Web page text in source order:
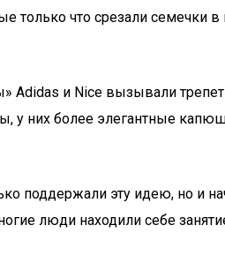
что срезали семечки в
Adidas и Nice вызывали
у них более элегантные
поддержали эту идею, но и
люди находили себе